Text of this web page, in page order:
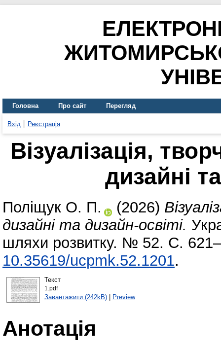
Головна Про сайт Перегляд
Вхід Реєстрація
Візуалізація,
дизайні
Поліщук О. П. (2026)
дизайні та дизайн-освіті.
шляхи розвитку. № 52. С.
10.35619/ucpmk.52.1201.
Текст
1.pdf
Завантажити (242kB)| Preview
Анотація